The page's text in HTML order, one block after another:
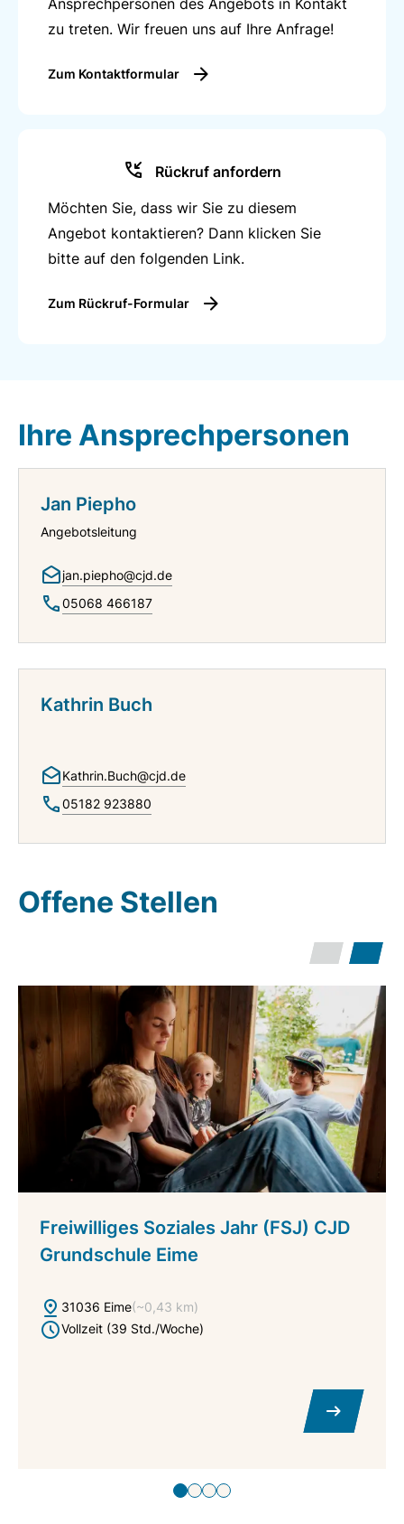
zu treten. Wir freuen uns auf Ihre Anfrage!
Zum Kontaktformular
Rückruf anfordern
Möchten Sie, dass wir Sie zu diesem
Angebot kontaktieren? Dann klicken Sie
bitte auf den folgenden Link.
Zum Rückruf-Formular
Ihre Ansprechpersonen
Jan Piepho
Angebotsleitung
jan.piepho@cjd.de
05068 466187
Kathrin Buch
Kathrin.Buch@cjd.de
05182 923880
Offene Stellen
Freiwilliges Soziales Jahr (FSJ) CJD
Grundschule Eime
31036 Eime(~0,43 km)
Vollzeit (39 Std./Woche)